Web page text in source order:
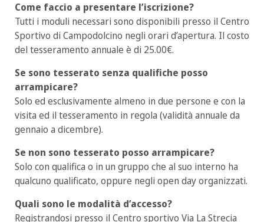
Come faccio a presentare l’iscrizione?
Tutti i moduli necessari sono disponibili presso il Centro
Sportivo di Campodolcino negli orari d’apertura. Il costo
del tesseramento annuale è di 25.00€.
Se sono tesserato senza qualifiche posso
arrampicare?
Solo ed esclusivamente almeno in due persone e con la
visita ed il tesseramento in regola (validità annuale da
gennaio a dicembre).
Se non sono tesserato posso arrampicare?
Solo con qualifica o in un gruppo che al suo interno ha
qualcuno qualificato, oppure negli open day organizzati.
Quali sono le modalità d’accesso?
Registrandosi presso il Centro sportivo Via La Strecia